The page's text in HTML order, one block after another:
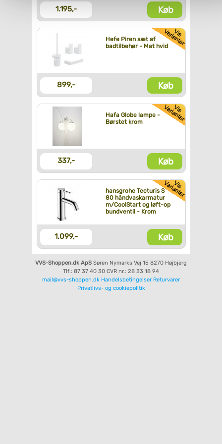
1.195,- Køb
Hefe Piren sæt af
badtilbehør - Mat hvid
899,- Køb
Hafa Globe lampe -
Børstet krom
337,- Køb
hansgrohe Tecturis S
80 håndvaskarmatur
m/CoolStart og løft-op
bundventil - Krom
1.099,- Køb
VVS-Shoppen.dk ApS Søren Nymarks Vej 15 8270 Højbjerg
Tlf.: 87 37 40 30 CVR nr.: 28 33 18 94
mail@vvs-shoppen.dk Handelsbetingelser Returvarer
Privatlivs- og cookiepolitik